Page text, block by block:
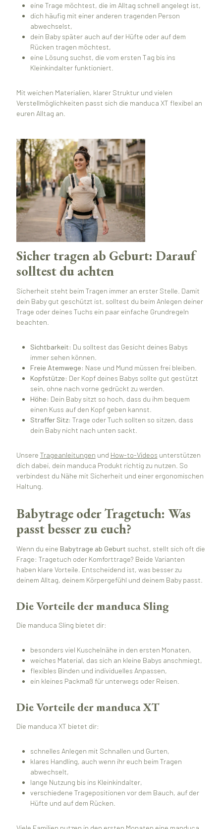
eine Trage möchtest, die im Alltag schnell angelegt ist,
dich häufig mit einer anderen tragenden Person
abwechselst,
dein Baby später auch auf der Hüfte oder auf dem
Rücken tragen möchtest,
eine Lösung suchst, die vom ersten Tag bis ins
Kleinkindalter funktioniert.
Mit weichen Materialien, klarer Struktur und vielen
Verstellmöglichkeiten passt sich die manduca XT flexibel an
euren Alltag an.
Sicher tragen ab Geburt: Darauf
solltest du achten
Sicherheit steht beim Tragen immer an erster Stelle. Damit
dein Baby gut geschützt ist, solltest du beim Anlegen deiner
Trage oder deines Tuchs ein paar einfache Grundregeln
beachten.
Sichtbarkeit: Du solltest das Gesicht deines Babys
immer sehen können.
Freie Atemwege: Nase und Mund müssen frei bleiben.
Kopfstütze: Der Kopf deines Babys sollte gut gestützt
sein, ohne nach vorne gedrückt zu werden.
Höhe: Dein Baby sitzt so hoch, dass du ihm bequem
einen Kuss auf den Kopf geben kannst.
Straffer Sitz: Trage oder Tuch sollten so sitzen, dass
dein Baby nicht nach unten sackt.
Unsere Trageanleitungen und How-to-Videos unterstützen
dich dabei, dein manduca Produkt richtig zu nutzen. So
verbindest du Nähe mit Sicherheit und einer ergonomischen
Haltung.
Babytrage oder Tragetuch: Was
passt besser zu euch?
Wenn du eine Babytrage ab Geburt suchst, stellt sich oft die
Frage: Tragetuch oder Komforttrage? Beide Varianten
haben klare Vorteile. Entscheidend ist, was besser zu
deinem Alltag, deinem Körpergefühl und deinem Baby passt.
Die Vorteile der manduca Sling
Die manduca Sling bietet dir:
besonders viel Kuschelnähe in den ersten Monaten,
weiches Material, das sich an kleine Babys anschmiegt,
flexibles Binden und individuelles Anpassen,
ein kleines Packmaß für unterwegs oder Reisen.
Die Vorteile der manduca XT
Die manduca XT bietet dir:
schnelles Anlegen mit Schnallen und Gurten,
klares Handling, auch wenn ihr euch beim Tragen
abwechselt,
lange Nutzung bis ins Kleinkindalter,
verschiedene Tragepositionen vor dem Bauch, auf der
Hüfte und auf dem Rücken.